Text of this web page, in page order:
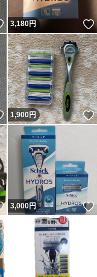
いいね！
3,180円
いいね！
1,900円
いいね！
3,000円